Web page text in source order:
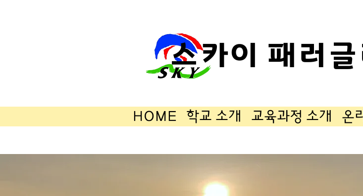
스카이 패러
HOME 학교 소개 교육과정 소개 온